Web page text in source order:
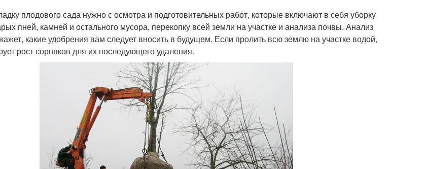
плодового сада нужно с осмотра и подготовительных работ, которые включают в себя уборку
пней, камней и остального мусора, перекопку всей земли на участке и анализа почвы. Анализ
какие удобрения вам следует вносить в будущем. Если пролить всю землю на участке водой,
рост сорняков для их последующего удаления.